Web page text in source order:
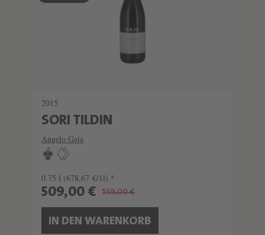
2015
SORI TILDIN
Angelo Gaja
0.75 l (678,67 €/1l) *
509,00 € 559,00 €
IN DEN WARENKORB